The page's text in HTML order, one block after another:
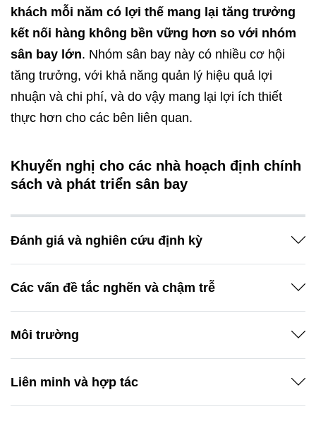
khách mỗi năm có lợi thế mang lại tăng trưởng
kết nối hàng không bền vững hơn so với nhóm
sân bay lớn. Nhóm sân bay này có nhiều cơ hội
tăng trưởng, với khả năng quản lý hiệu quả lợi
nhuận và chi phí, và do vậy mang lại lợi ích thiết
thực hơn cho các bên liên quan.
Khuyến nghị cho các nhà hoạch định chính
sách và phát triển sân bay
Đánh giá và nghiên cứu định kỳ​
Các vấn đề tắc nghẽn và chậm trễ​
Môi trường
Liên minh và hợp tác​